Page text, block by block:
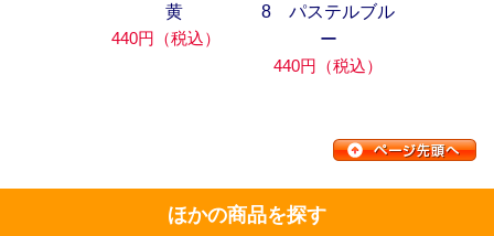
黄
440円（税込）
8 パステルブル
ー
440円（税込）
ほかの商品を探す